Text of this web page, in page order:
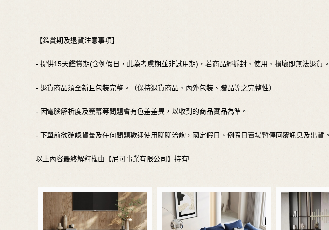
【鑑賞期及退貨注意事項】
- 提供15天鑑賞期(含例假日，此為考慮期並非試用期)，若商品經拆封、使用、損壞即無法退貨。
- 退貨商品須全新且包裝完整。（保持退貨商品、內外包裝、贈品等之完整性）
- 因電腦解析度及螢幕等問題會有色差差異，以收到的商品實品為準。
- 下單前欲確認貨量及任何問題歡迎使用聊聊洽詢，國定假日、例假日賣場暫停回覆訊息及出貨。
以上內容最終解釋權由【尼可事業有限公司】持有!